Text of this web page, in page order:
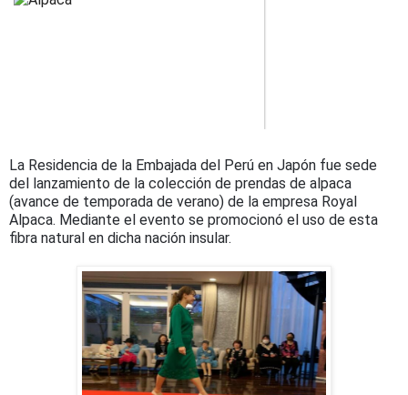
La Residencia de la Embajada del Perú en Japón fue sede
del lanzamiento de la colección de prendas de alpaca
(avance de temporada de verano) de la empresa Royal
Alpaca. Mediante el evento se promocionó el uso de esta
fibra natural en dicha nación insular.